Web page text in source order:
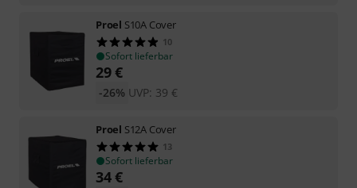
Proel S10A Cover
10
Sofort lieferbar
29€
UVP: 39 €
-26%
Proel S12A Cover
13
Sofort lieferbar
34€